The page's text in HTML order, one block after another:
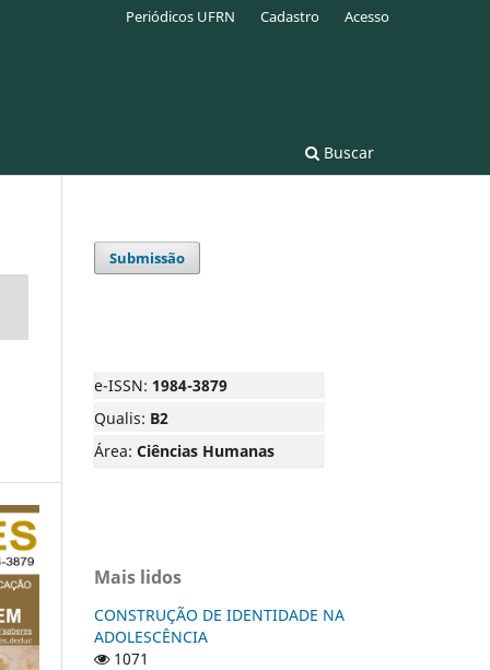
Buscar
Periódicos UFRN Cadastro Acesso
Submissão
e-ISSN: 1984-3879
Qualis: B2
Área: Ciências Humanas
Mais lidos
CONSTRUÇÃO DE IDENTIDADE NA
ADOLESCÊNCIA
1071